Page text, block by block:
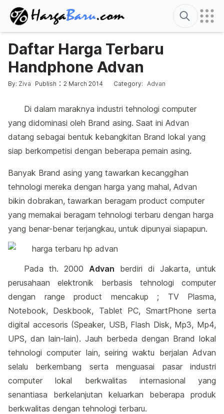
Search
Daftar Harga Terbaru
Handphone Advan
Posted by
By: Ziva Publish : 2 March 2014 :
Posted in
Category: Advan
Di dalam maraknya industri tehnologi computer
yang didominasi oleh Brand asing. Saat ini Advan
datang sebagai bentuk kebangkitan Brand lokal yang
siap berkompetisi dengan beberapa pemain asing.
Banyak Brand asing yang tawarkan kecanggihan
tehnologi mereka dengan harga yang mahal, Advan
bikin dobrakan, tawarkan beragam product computer
yang memakai beragam tehnologi terbaru dengan harga
yang benar-benar terjangkau, untuk dipunyai siapapun.
Pada th. 2000 Advan berdiri di Jakarta, untuk
perusahaan elektronik berbasis tehnologi computer
dengan range product mencakup ; TV Plasma,
Notebook, Deskbook, Tablet PC, SmartPhone serta
digital accesoris (Speaker, USB, Flash Disk, Mp3, Mp4,
UPS, dan lain-lain). Jauh berbeda dengan Brand lokal
tehnologi computer lain, seiring waktu berjalan Advan
selalu berkembang serta menguasai pasar industri
computer lokal berkwalitas internasional yang
senantiasa berkelanjutan keluarkan beberapa produk
berkwalitas dengan tehnologi terbaru.